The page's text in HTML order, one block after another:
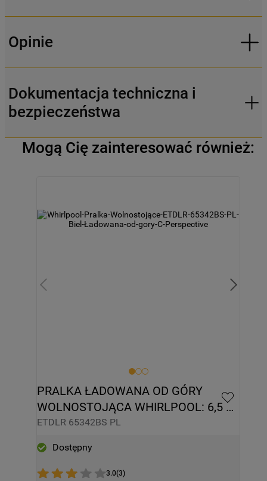
Opinie
Dokumentacja techniczna i
bezpieczeństwa
Mogą Cię zainteresować również:
PRALKA ŁADOWANA OD GÓRY
WOLNOSTOJĄCA WHIRLPOOL: 6,5
KG - ETDLR 65342BS PL
ETDLR 65342BS PL
Dostępny
3.0(3)